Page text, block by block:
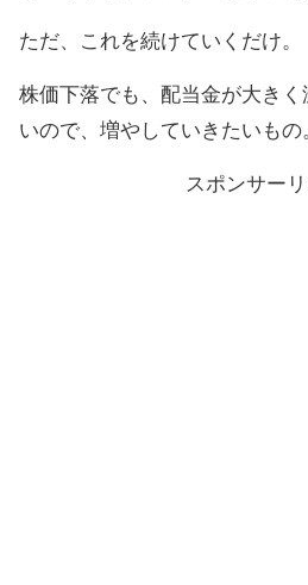
ただ、これを続けていくだけ。
株価下落でも、配当金が大き
いので、増やしていきたいもの
スポンサー